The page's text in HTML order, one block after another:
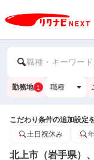
職種・キーワー
勤務地 1 職種
こだわり条件の追加設定
土日祝休み
北上市（岩手県）